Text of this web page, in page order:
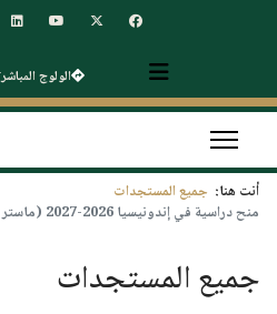
الولوج المباشر
أنت هنا: جميع المستجدات
منح دراسية في إندونيسيا 2026-2027 (ماستر ودكتوراه)
جميع المستجدات